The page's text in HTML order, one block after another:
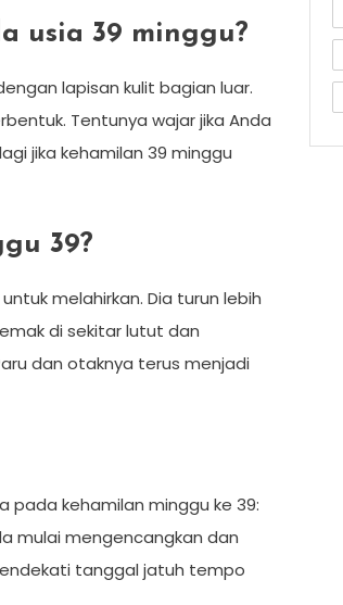
usia 39 minggu?
lapisan kulit bagian luar.
Tentunya wajar jika Anda
jika kehamilan 39 minggu
39?
melahirkan. Dia turun lebih
di sekitar lutut dan
dan otaknya terus menjadi
pada kehamilan minggu ke 39:
mulai mengencangkan dan
tanggal jatuh tempo